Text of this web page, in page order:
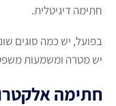
חתימה דיגיטלית.
בפועל, יש כמה סוגים
יש מטרה ומשמעות
חתימה